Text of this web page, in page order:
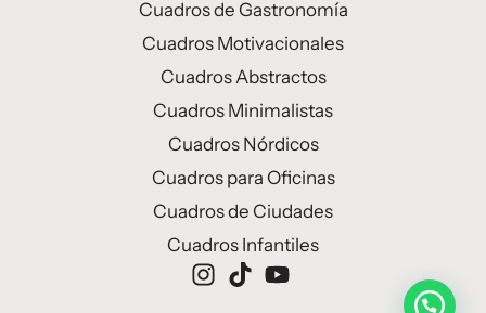
Cuadros de Gastronomía
Cuadros Motivacionales
Cuadros Abstractos
Cuadros Minimalistas
Cuadros Nórdicos
Cuadros para Oficinas
Cuadros de Ciudades
Cuadros Infantiles